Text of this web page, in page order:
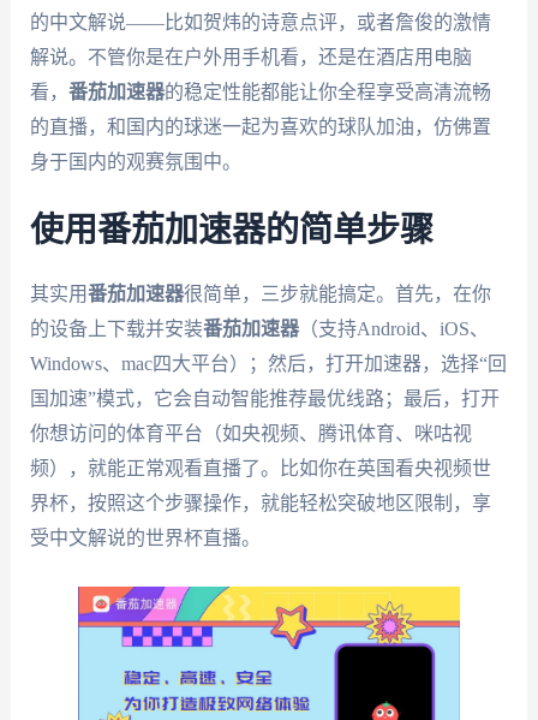
的中文解说——比如贺炜的诗意点评，或者詹俊的激情
解说。不管你是在户外用手机看，还是在酒店用电脑
看， 番茄加速器的稳定性能都能让你全程享受高清流畅
的直播，和国内的球迷一起为喜欢的球队加油，仿佛置
身于国内的观赛氛围中。
使用番茄加速器的简单步骤
其实用番茄加速器很简单，三步就能搞定。首先，在你
的设备上下载并安装番茄加速器（支持Android、iOS、
Windows、mac四大平台）；然后，打开加速器，选择“回
国加速”模式，它会自动智能推荐最优线路；最后，打开
你想访问的体育平台（如央视频、腾讯体育、咪咕视
频），就能正常观看直播了。比如你在英国看央视频世
界杯，按照这个步骤操作，就能轻松突破地区限制，享
受中文解说的世界杯直播。